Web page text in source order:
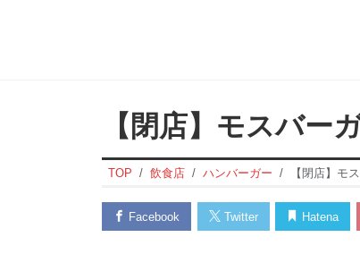
【閉店】モスバー
TOP 飲食店 ハンバーガー 【閉店】モ
Facebook Twitter Hatena